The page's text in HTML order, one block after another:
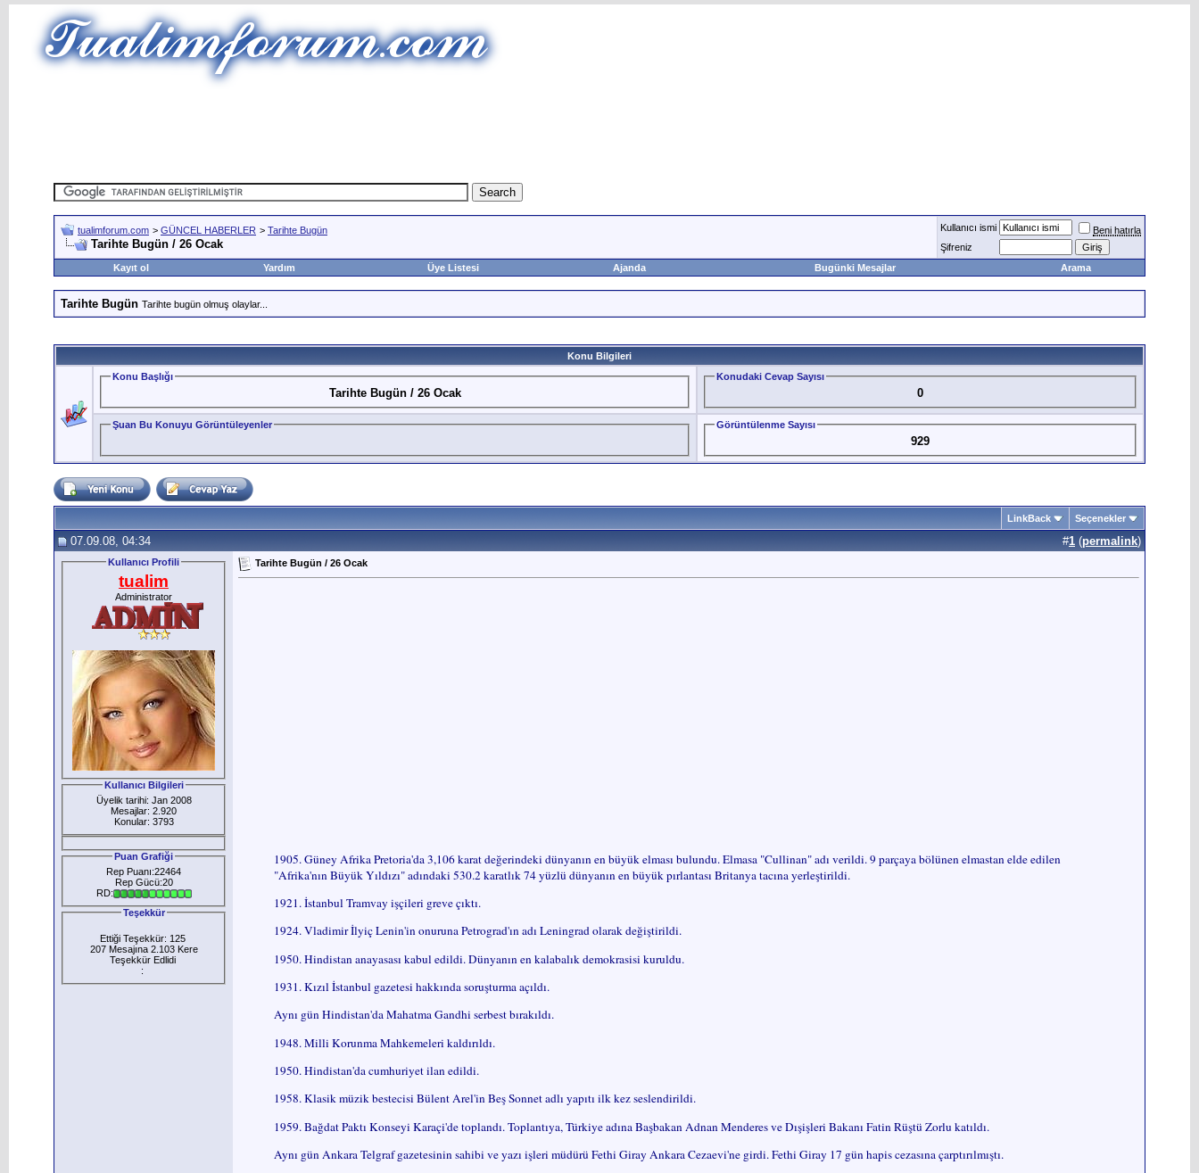
tualimforum.com > GÜNCEL HABERLER > Tarihte Bugün
Tarihte Bugün / 26 Ocak
Kullanıcı ismi
Beni hatırla
Şifreniz
Kayıt ol
Yardım Üye Listesi Ajanda Bugünki Mesajlar Arama
Tarihte Bugün Tarihte bugün olmuş olaylar...
Konu Bilgileri
Konu Başlığı
Tarihte Bugün / 26 Ocak
Konudaki Cevap Sayısı
0
Şuan Bu Konuyu Görüntüleyenler Görüntülenme Sayısı
929
LinkBack Seçenekler
07.09.08, 04:34 #1 (permalink)
Kullanıcı Profili
tualim
Administrator
Kullanıcı Bilgileri
Üyelik tarihi: Jan 2008
Mesajlar: 2.920
Konular: 3793
Puan Grafiği
Rep Puanı:22464
Rep Gücü:20
RD:
Teşekkür
Ettiği Teşekkür: 125
207 Mesajına 2.103 Kere
Teşekkür Edlidi
:
Tarihte Bugün / 26 Ocak
1905. Güney Afrika Pretoria'da 3,106 karat değerindeki dünyanın en büyük elması bulundu. Elmasa "Cullinan" adı verildi. 9 parçaya bölünen elmastan elde edilen
"Afrika'nın Büyük Yıldızı" adındaki 530.2 karatlık 74 yüzlü dünyanın en büyük pırlantası Britanya tacına yerleştirildi.
1921. İstanbul Tramvay işçileri greve çıktı.
1924. Vladimir İlyiç Lenin'in onuruna Petrograd'ın adı Leningrad olarak değiştirildi.
1950. Hindistan anayasası kabul edildi. Dünyanın en kalabalık demokrasisi kuruldu.
1931. Kızıl İstanbul gazetesi hakkında soruşturma açıldı.
Aynı gün Hindistan'da Mahatma Gandhi serbest bırakıldı.
1948. Milli Korunma Mahkemeleri kaldırıldı.
1950. Hindistan'da cumhuriyet ilan edildi.
1958. Klasik müzik bestecisi Bülent Arel'in Beş Sonnet adlı yapıtı ilk kez seslendirildi.
1959. Bağdat Paktı Konseyi Karaçi'de toplandı. Toplantıya, Türkiye adına Başbakan Adnan Menderes ve Dışişleri Bakanı Fatin Rüştü Zorlu katıldı.
Aynı gün Ankara Telgraf gazetesinin sahibi ve yazı işleri müdürü Fethi Giray Ankara Cezaevi'ne girdi. Fethi Giray 17 gün hapis cezasına çarptırılmıştı.